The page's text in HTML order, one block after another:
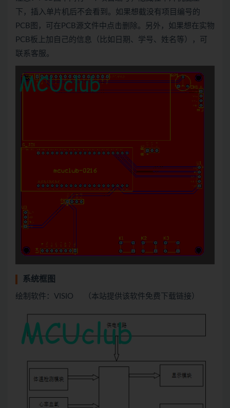
下，插入单片机后不会看到。如果想截没有项目编号的
PCB图，可在PCB源文件中点击删除。另外，如果想在实物
PCB板上加自己的信息（比如日期、学号、姓名等），可
联系客服。
系统框图
绘制软件：VISIO （本站提供该软件免费下载链接）